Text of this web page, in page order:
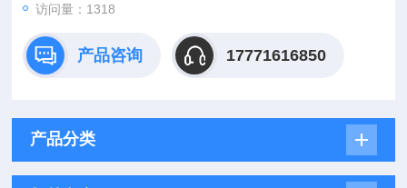
访问量：1318
产品咨询 17771616850
产品分类